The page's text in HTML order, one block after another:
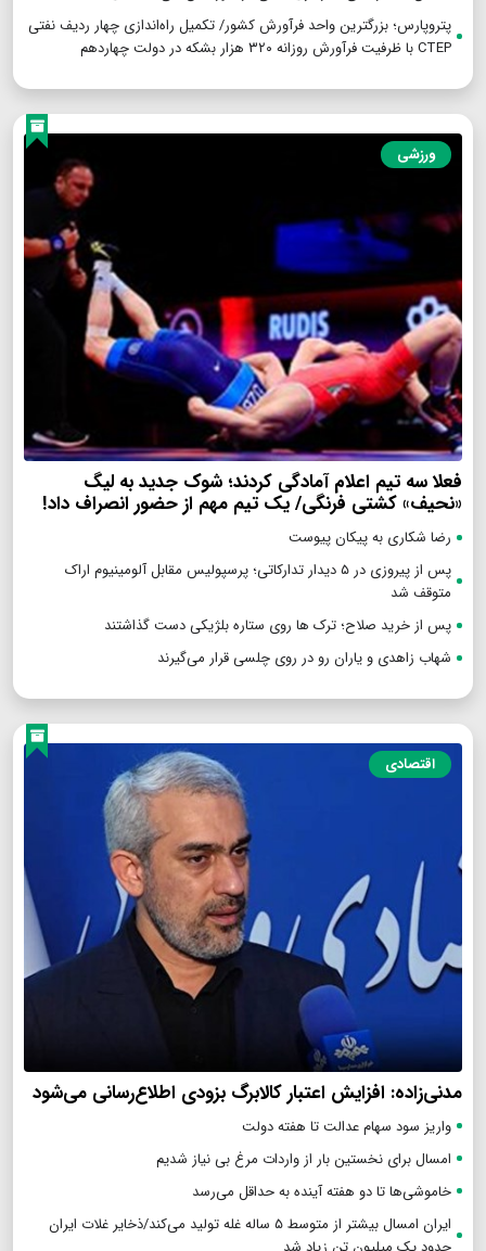
پتروپارس؛ بزرگترین واحد فرآورش کشور/ تکمیل راه‌اندازی چهار ردیف نفتی
CTEP با ظرفیت فرآورش روزانه ۳۲۰ هزار بشکه در دولت چهاردهم
ورزشی
فعلا سه تیم اعلام آمادگی کردند؛ شوک جدید به لیگ
«نحیف» کشتی فرنگی/ یک تیم مهم از حضور انصراف داد!
رضا شکاری به پیکان پیوست
پس از پیروزی در ۵ دیدار تدارکاتی؛ پرسپولیس مقابل آلومینیوم اراک
متوقف شد
پس از خرید صلاح؛ ترک ها روی ستاره بلژیکی دست گذاشتند
شهاب زاهدی و یاران رو در روی چلسی قرار می‌گیرند
اقتصادی
مدنی‌زاده: افزایش اعتبار کالابرگ بزودی اطلاع‌رسانی می‌شود
واریز سود سهام عدالت تا هفته دولت
امسال برای نخستین بار از واردات مرغ بی نیاز شدیم
خاموشی‌ها تا دو هفته آینده به حداقل می‌رسد
ایران امسال بیشتر از متوسط ۵ ساله غله تولید می‌کند/ذخایر غلات ایران